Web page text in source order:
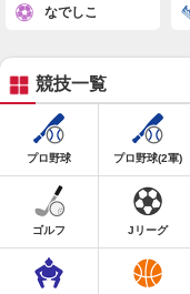
なでしこ
競技一覧
プロ野球 プロ野球(2軍)
ゴルフ Jリーグ